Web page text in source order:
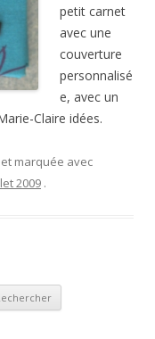
petit carnet
avec une
couverture
personnalisé
e, avec un
Claire idées.
et marquée avec
2009 .